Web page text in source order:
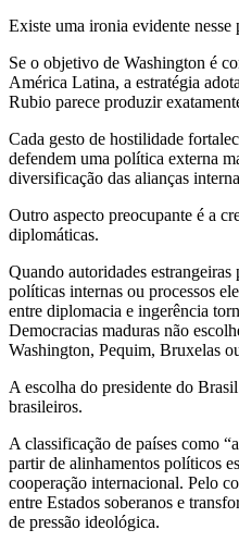
Existe uma ironia evidente nesse
Se o objetivo de Washington é
América Latina, a estratégia
Rubio parece produzir
Cada gesto de hostilidade
defendem uma política externa
diversificação das alianças
Outro aspecto preocupante é a
diplomáticas.
Quando autoridades estrangeiras
políticas internas ou processos
entre diplomacia e ingerência
Democracias maduras não
Washington, Pequim, Bruxelas
A escolha do presidente do
brasileiros.
A classificação de países como
partir de alinhamentos políticos
cooperação internacional. Pelo
entre Estados soberanos e
de pressão ideológica.